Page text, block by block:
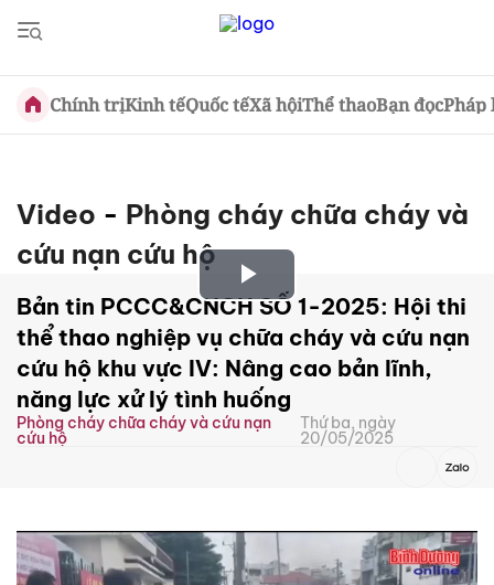
Chính trịKinh tếQuốc tếXã hộiThể thaoBạn đọcPháp
Video - Phòng cháy chữa cháy và
cứu nạn cứu hộ
Play
Video
Bản tin PCCC&CNCH SỐ 1-2025: Hội thi
thể thao nghiệp vụ chữa cháy và cứu nạn
cứu hộ khu vực IV: Nâng cao bản lĩnh,
năng lực xử lý tình huống
Phòng cháy chữa cháy và cứu nạn
cứu hộ
Thứ ba, ngày
20/05/2025